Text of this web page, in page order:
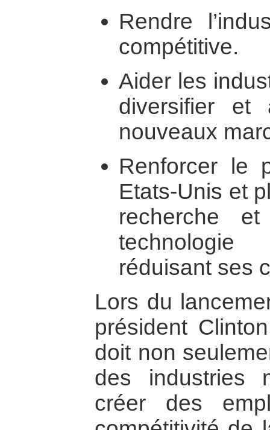
Rendre
compétitive.
Aider les
diversifier et
nouveaux
Renforcer le
Etats-Unis et
recherche
réduisant ses
Lors du
président
doit non
des industries
créer des